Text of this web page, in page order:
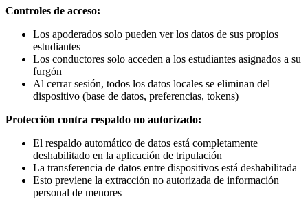
Controles de acceso:
Los apoderados solo pueden ver los datos de sus propios
estudiantes
Los conductores solo acceden a los estudiantes asignados a su
furgón
Al cerrar sesión, todos los datos locales se eliminan del
dispositivo (base de datos, preferencias, tokens)
Protección contra respaldo no autorizado:
El respaldo automático de datos está completamente
deshabilitado en la aplicación de tripulación
La transferencia de datos entre dispositivos está deshabilitada
Esto previene la extracción no autorizada de información
personal de menores